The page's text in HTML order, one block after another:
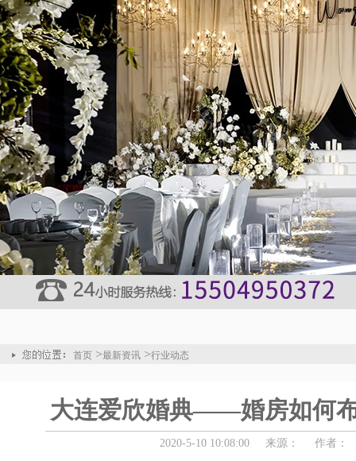
首页 >最新资讯 >行业动态
大连爱欣婚典——婚房如何
2020-5-10 10:08:00 来源： 作者：